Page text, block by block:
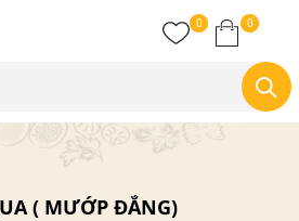
0 0
( MƯỚP ĐẮNG)